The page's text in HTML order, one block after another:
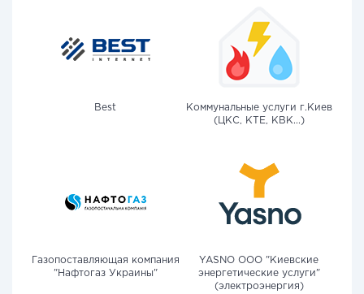
Best
Коммунальные услуги г.Киев
(ЦКС, КТЕ, КВК...)
Газопоставляющая компания
"Нафтогаз Украины"
YASNO OOO "Киевские
энергетические услуги"
(электроэнергия)